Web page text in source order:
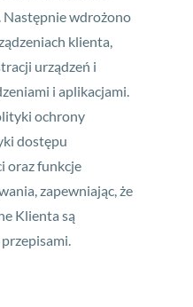
Następnie wdrożono
klienta,
urządzeń i
i aplikacjami.
ochrony
dostępu
oraz funkcje
zapewniając, że
Klienta są